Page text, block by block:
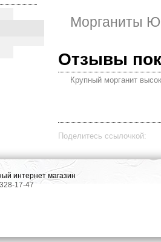
Морганиты
Отзывы
Крупный морганит
Поделитесь ссылочкой:
интернет магазин
17-47